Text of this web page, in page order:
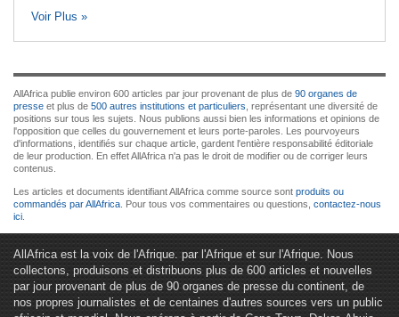
Voir Plus »
AllAfrica publie environ 600 articles par jour provenant de plus de 90 organes de
presse et plus de 500 autres institutions et particuliers , représentant une diversité de
positions sur tous les sujets. Nous publions aussi bien les informations et opinions de
l'opposition que celles du gouvernement et leurs porte-paroles. Les pourvoyeurs
d'informations, identifiés sur chaque article, gardent l'entière responsabilité éditoriale
de leur production. En effet AllAfrica n'a pas le droit de modifier ou de corriger leurs
contenus.
Les articles et documents identifiant AllAfrica comme source sont produits ou
commandés par AllAfrica . Pour tous vos commentaires ou questions, contactez-nous
ici
AllAfrica est la voix de l'Afrique. par l'Afrique et sur l'Afrique. Nous
collectons, produisons et distribuons plus de 600 articles et nouvelles
par jour provenant de plus de 90 organes de presse du continent, de
nos propres journalistes et de centaines d'autres sources vers un public